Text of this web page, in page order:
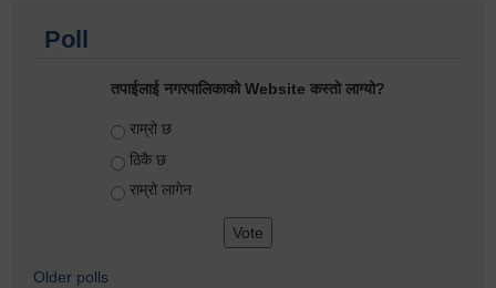
Poll
तपाईलाई नगरपालिकाको Website कस्तो लाग्यो?
Choices
राम्रो छ
ठिकै छ
राम्रो लागेन
Older polls